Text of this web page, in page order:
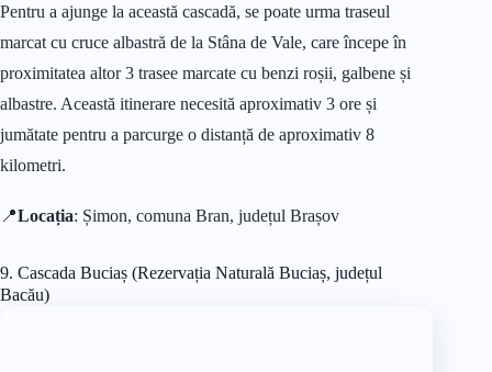
Pentru a ajunge la această cascadă, se poate urma traseul
marcat cu cruce albastră de la Stâna de Vale, care începe în
proximitatea altor 3 trasee marcate cu benzi roșii, galbene și
albastre. Această itinerare necesită aproximativ 3 ore și
jumătate pentru a parcurge o distanță de aproximativ 8
kilometri.
📍Locația: Șimon, comuna Bran, județul Brașov
9. Cascada Buciaș (Rezervația Naturală Buciaș, județul
Bacău)